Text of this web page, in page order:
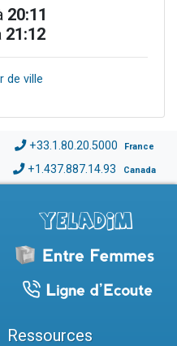
20:11
21:12
de ville
+33.1.80.20.5000 France
+1.437.887.14.93 Canada
Ressources